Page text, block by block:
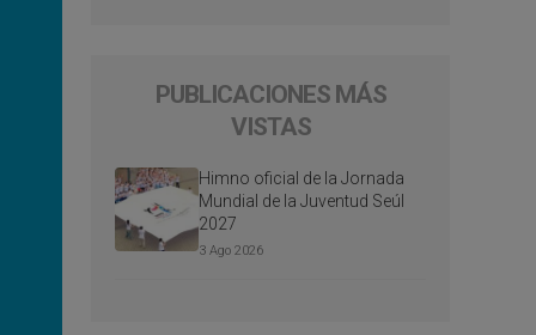
PUBLICACIONES MÁS
VISTAS
Himno oficial de la Jornada
Mundial de la Juventud Seúl
2027
3 Ago 2026